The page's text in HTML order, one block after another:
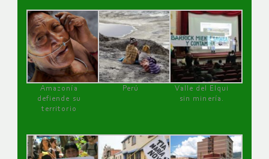
Amazonía
defiende su
territorio
Perú
Valle del Elqui
sin minería.